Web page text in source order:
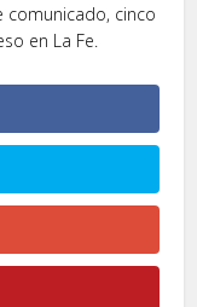
comunicado, cinco
en La Fe.